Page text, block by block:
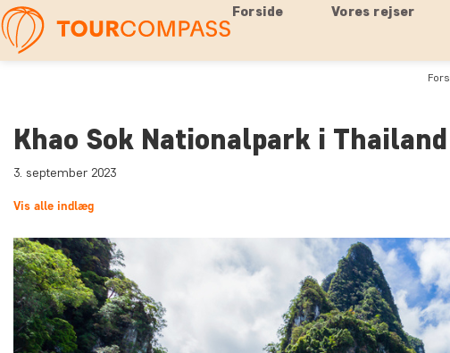
Forside Vores rejser
Khao Sok Nationalpark i Thailand
3. september 2023
Vis alle indlæg